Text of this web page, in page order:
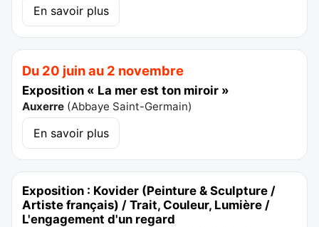
En savoir plus
Du 20 juin au 2 novembre
Exposition « La mer est ton miroir »
Auxerre (Abbaye Saint-Germain)
En savoir plus
Exposition : Kovider (Peinture & Sculpture /
Artiste français) / Trait, Couleur, Lumière /
L'engagement d'un regard